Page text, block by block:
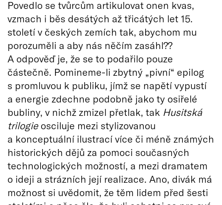
Povedlo se tvůrcům artikulovat onen kvas,
vzmach i běs desátých až třicátých let 15.
století v českých zemích tak, abychom mu
porozuměli a aby nás něčím zasáhl??
A odpověď je, že se to podařilo pouze
částečně. Pomineme-li zbytný „pivní“ epilog
s promluvou k publiku, jímž se napětí vypustí
a energie zdechne podobně jako ty osiřelé
bubliny, v nichž zmizel přetlak, tak Husitská
trilogie osciluje mezi stylizovanou
a konceptuální ilustrací více či méně známých
historických dějů za pomoci současných
technologických možností, a mezi dramatem
o ideji a strázních její realizace. Ano, divák má
možnost si uvědomit, že těm lidem před šesti